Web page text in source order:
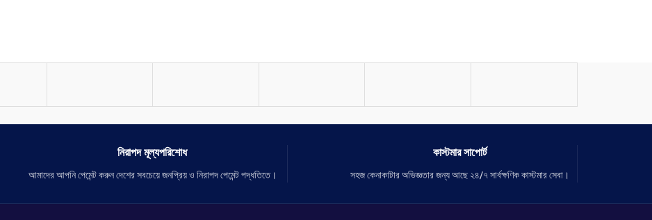
নিরাপদ মূল্যপরিশোধ
আমাদের আপনি পেমেন্ট করুন দেশের সবচেয়ে জনপ্রিয় ও নিরাপদ পেমেন্ট পদ্ধতিতে।
কাস্টমার সাপোর্ট
সহজ কেনাকাটার অভিজ্ঞতার জন্য আছে ২৪/৭ সার্বক্ষণিক কাস্টমার সেবা।